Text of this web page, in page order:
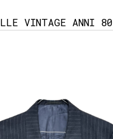
VINTAGE ANNI 80